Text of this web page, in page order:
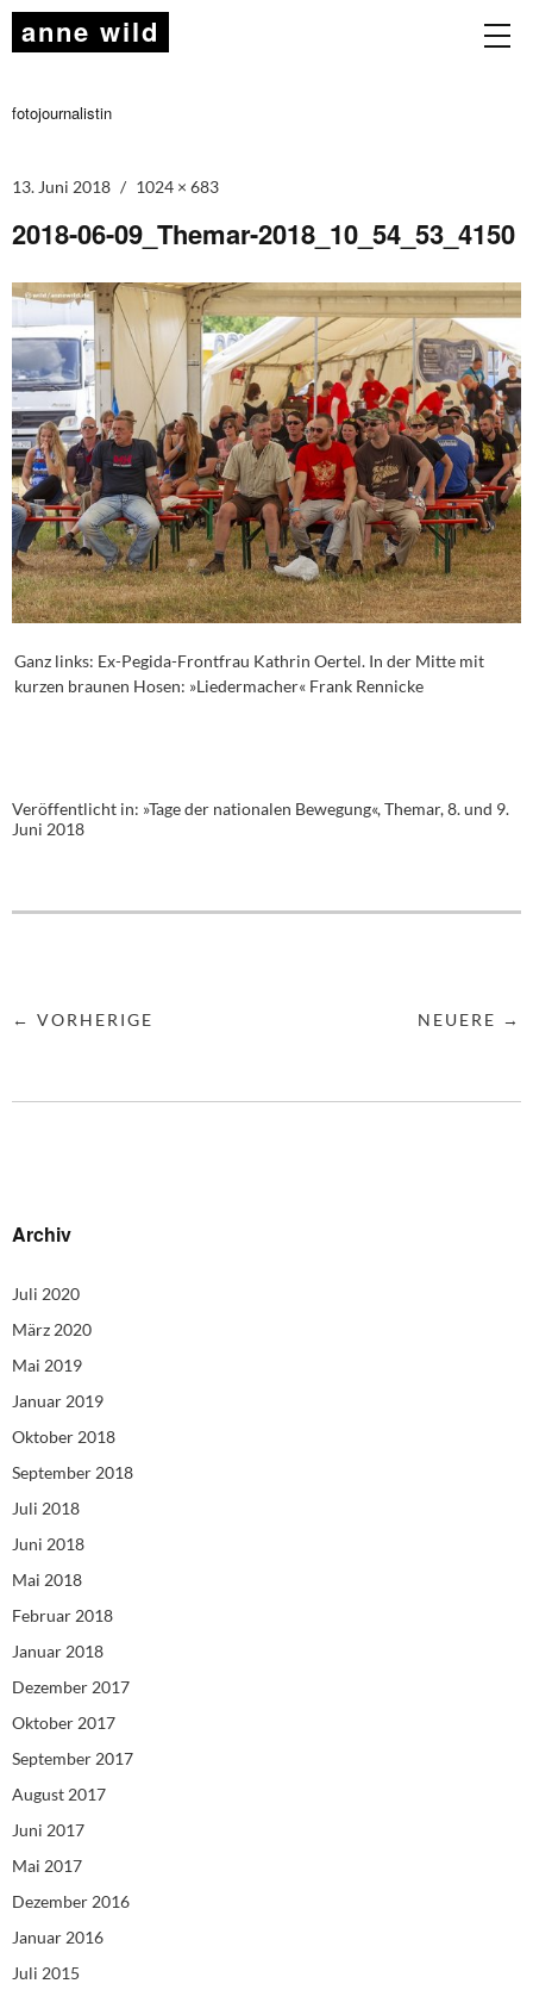
anne wild
fotojournalistin
13. Juni 2018 1024 × 683
2018-06-09_Themar-2018_10_54_53_4150
Ganz links: Ex-Pegida-Frontfrau Kathrin Oertel. In der Mitte mit
kurzen braunen Hosen: »Liedermacher« Frank Rennicke
Veröffentlicht in: »Tage der nationalen Bewegung«, Themar, 8. und 9.
Juni 2018
← VORHERIGE NEUERE →
Archiv
Juli 2020
März 2020
Mai 2019
Januar 2019
Oktober 2018
September 2018
Juli 2018
Juni 2018
Mai 2018
Februar 2018
Januar 2018
Dezember 2017
Oktober 2017
September 2017
August 2017
Juni 2017
Mai 2017
Dezember 2016
Januar 2016
Juli 2015